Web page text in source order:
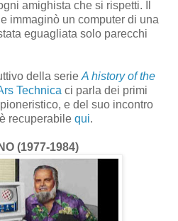
amighista che si rispetti. Il
immaginò un computer di una
eguagliata solo parecchi
della serie A history of the
Technica ci parla dei primi
e del suo incontro
recuperabile qui.
(1977-1984)